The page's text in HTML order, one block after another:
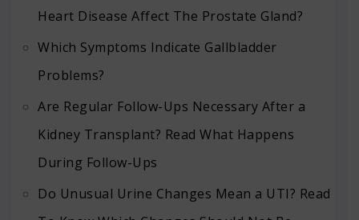
Heart Disease Affect The Prostate Gland?
Which Symptoms Indicate Gallbladder
Problems?
Are Regular Follow-Ups Necessary After a
Kidney Transplant? Read What Happens
During Follow-Ups
Do Unusual Urine Changes Mean a UTI? Read